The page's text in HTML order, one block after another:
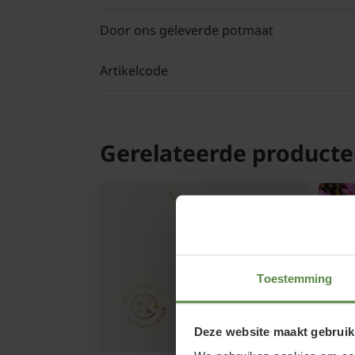
Toestemming
Deze website maakt
Door ons geleverde potmaat
Artikelcode
Gerelateerde